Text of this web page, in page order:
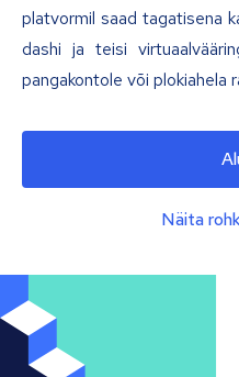
platvormil saad tagatisena
dashi ja teisi
pangakontole või plokiahela
Näita